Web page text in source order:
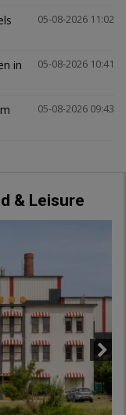
05-08-2026 11:02
05-08-2026 10:41
in
05-08-2026 09:43
& Leisure
Next